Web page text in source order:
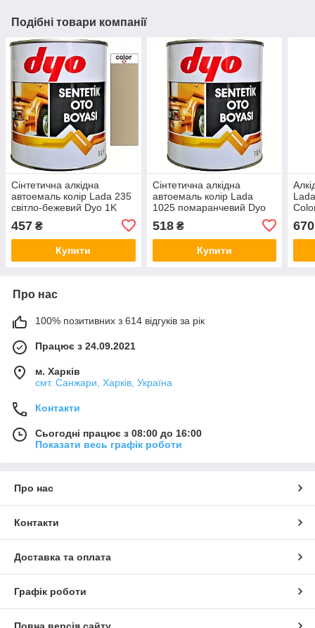
Подібні товари компанії
Сінтетична алкідна
автоемаль колір Lada 235
світло-бежевий Dyo 1K
457 ₴
Купити
Сінтетична алкідна
автоемаль колір Lada
1025 помаранчевий Dyo
518₴
Купити
670
Про нас
100% позитивних з 614 відгуків за рік
Працює з 24.09.2021
м. Харків
смт. Санжари, Харків, Україна
Контакти
Сьогодні працює з 08:00 до 16:00
Показати весь графік роботи
Про нас
Контакти
Доставка та оплата
Графік роботи